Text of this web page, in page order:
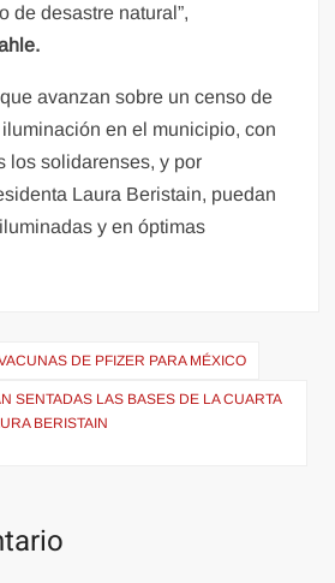
de desastre natural”,
avanzan sobre un censo de
en el municipio, con
los solidarenses, y por
Laura Beristain, puedan
y en óptimas
DE PFIZER PARA MÉXICO
SENTADAS LAS BASES DE LA CUARTA
BERISTAIN